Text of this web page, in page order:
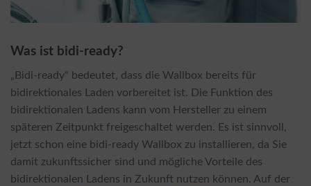
Was ist bidi-ready?
„Bidi-ready“ bedeutet, dass die Wallbox bereits für
bidirektionales Laden vorbereitet ist. Die Funktion des
bidirektionalen Ladens kann vom Hersteller zu einem
späteren Zeitpunkt freigeschaltet werden. Es ist sinnvoll,
jetzt schon eine bidi-ready Wallbox zu installieren, da Sie
damit zukunftssicher sind und mögliche Vorteile des
bidirektionalen Ladens in Zukunft nutzen können. Auf der